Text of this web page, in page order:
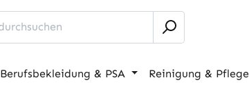
Berufsbekleidung & PSA Reinigung & Pflege